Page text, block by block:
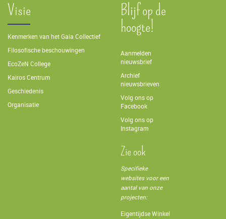
Visie
Kenmerken van het Gaia Collectief
Filosofische beschouwingen
EcoZeN College
Kairos Centrum
Geschiedenis
Organisatie
Blijf op de
hoogte!
Aanmelden
nieuwsbrief
Archief
nieuwsbrieven
Volg ons op
Facebook
Volg ons op
Instagram
Zie ook
Specifieke
websites voor een
aantal van onze
projecten:
Eigentijdse Winkel